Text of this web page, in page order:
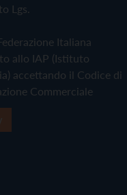
Lgs.
Italiana
allo IAP (Istituto
accettando il Codice di
Commerciale